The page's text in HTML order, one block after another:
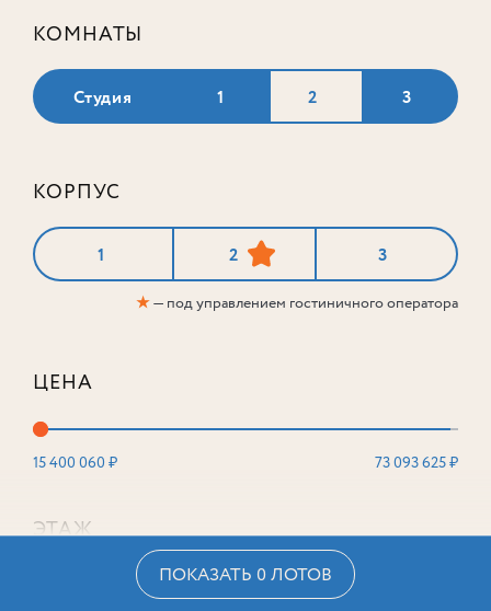
КОМНАТЫ
Студия 1 2 3
КОРПУС
1 2 3
★— под управлением гостиничного оператора
ЦЕНА
15 400 060 ₽ 73 093 625 ₽
ЭТАЖ
ПОКАЗАТЬ 0 ЛОТОВ